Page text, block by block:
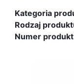
Kategoria
Rodzaj
Numer